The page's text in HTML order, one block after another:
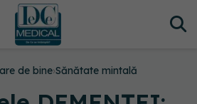
de bine›Sănătate mintală